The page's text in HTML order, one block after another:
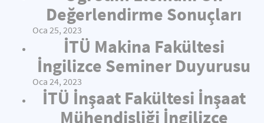
Değerlendirme Sonuçları
Oca 25, 2023
İTÜ Makina Fakültesi
İngilizce Seminer Duyurusu
Oca 24, 2023
İTÜ İnşaat Fakültesi İnşaat
Mühendisliği İngilizce